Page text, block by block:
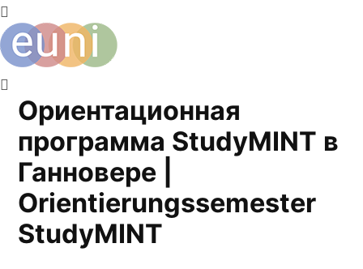
Ориентационная
программа StudyMINT в
Ганновере |
Orientierungssemester
StudyMINT